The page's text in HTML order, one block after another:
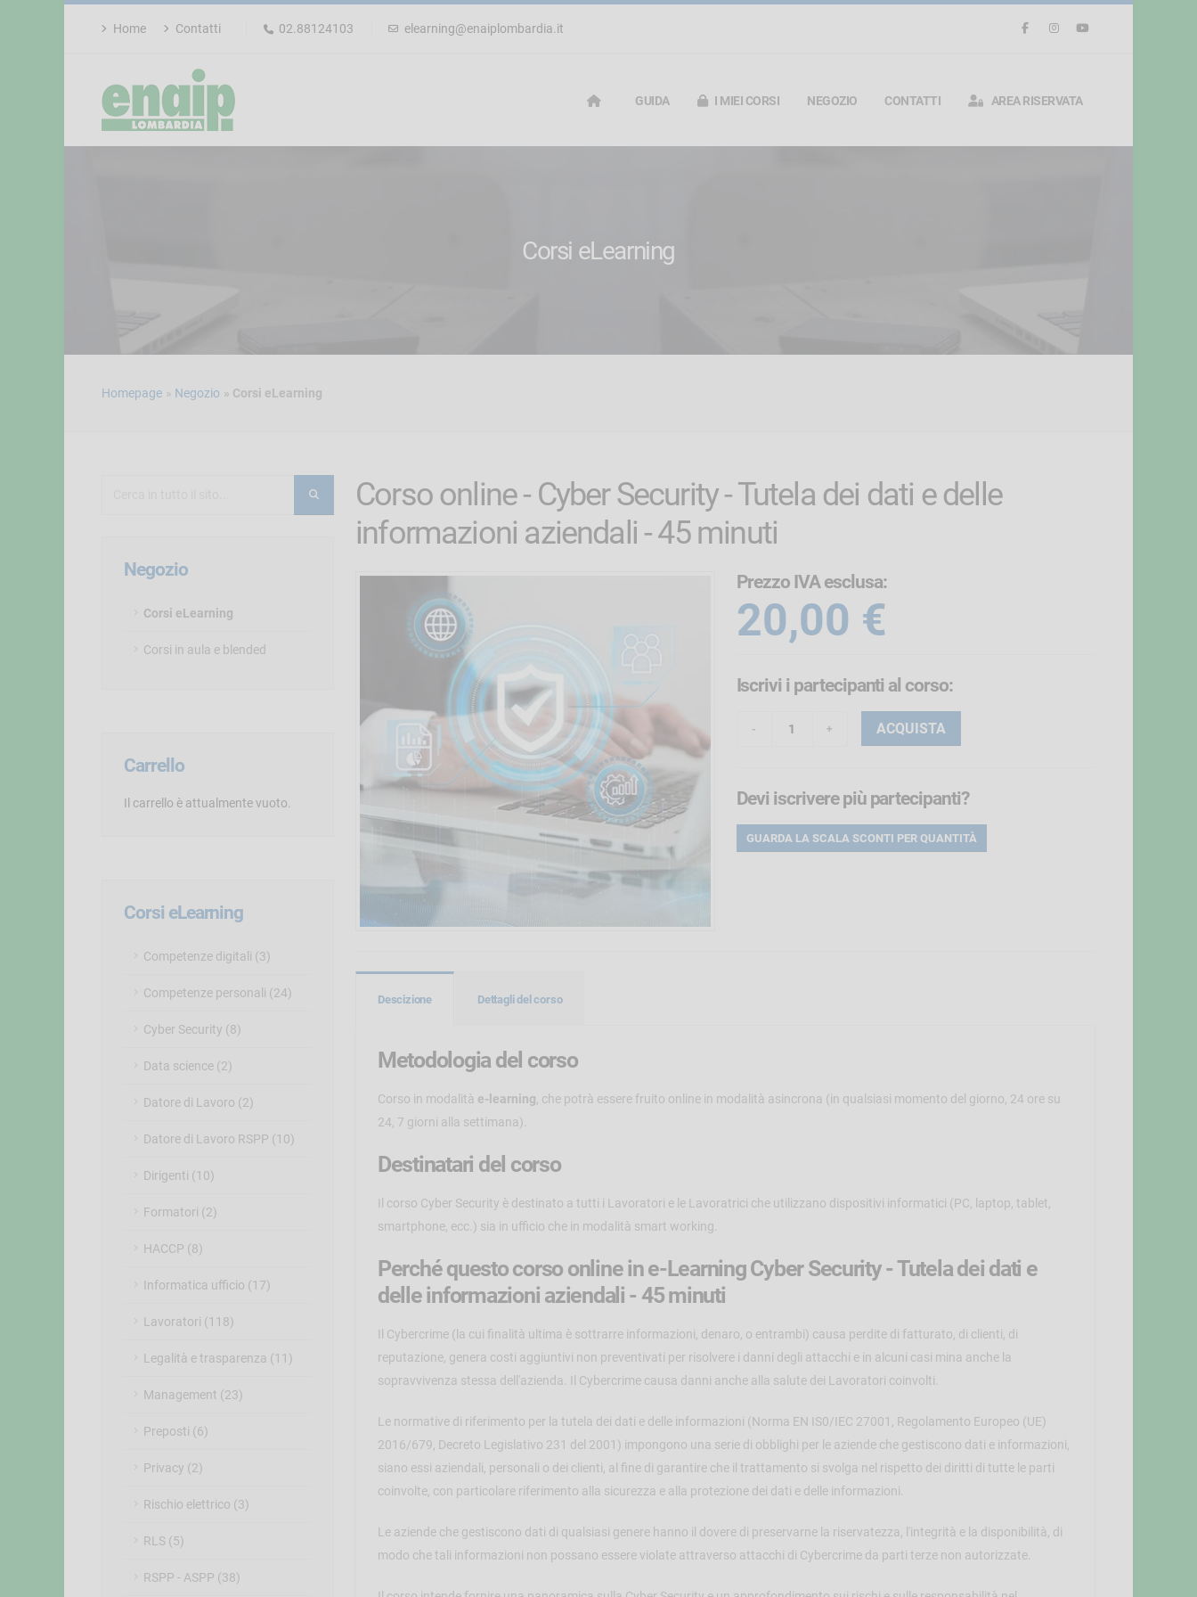
Home Contatti 02.88124103 elearning@enaiplombardia.it
GUIDA I MIEI CORSI NEGOZIO CONTATTI AREA RISERVATA
Corsi eLearning
Homepage Negozio Corsi eLearning
Corso online - Cyber Security - Tutela dei dati e delle
informazioni aziendali - 45 minuti
Prezzo IVA esclusa:
20,00 €
Iscrivi i partecipanti al corso:
ACQUISTA
Devi iscrivere più partecipanti?
GUARDA LA SCALA SCONTI PER QUANTITÀ
Descizione Dettagli del corso
Metodologia del corso
Corso in modalità e-learning , che potrà essere fruito online in modalità asincrona (in qualsiasi momento del giorno, 24 ore su
24, 7 giorni alla settimana).
Destinatari del corso
Il corso Cyber Security è destinato a tutti i Lavoratori e le Lavoratrici che utilizzano dispositivi informatici (PC, laptop, tablet,
smartphone, ecc.) sia in ufficio che in modalità smart working.
Perché questo corso online in e-Learning Cyber Security - Tutela dei dati e
delle informazioni aziendali - 45 minuti
Il Cybercrime (la cui finalità ultima è sottrarre informazioni, denaro, o entrambi) causa perdite di fatturato, di clienti, di
reputazione, genera costi aggiuntivi non preventivati per risolvere i danni degli attacchi e in alcuni casi mina anche la
sopravvivenza stessa dell'azienda. Il Cybercrime causa danni anche alla salute dei Lavoratori coinvolti.
Le normative di riferimento per la tutela dei dati e delle informazioni (Norma EN IS0/IEC 27001, Regolamento Europeo (UE)
2016/679, Decreto Legislativo 231 del 2001) impongono una serie di obblighi per le aziende che gestiscono dati e informazioni,
siano essi aziendali, personali o dei clienti, al fine di garantire che il trattamento si svolga nel rispetto dei diritti di tutte le parti
coinvolte, con particolare riferimento alla sicurezza e alla protezione dei dati e delle informazioni.
Le aziende che gestiscono dati di qualsiasi genere hanno il dovere di preservarne la riservatezza, l'integrità e la disponibilità, di
modo che tali informazioni non possano essere violate attraverso attacchi di Cybercrime da parti terze non autorizzate.
Negozio
Corsi eLearning
Corsi in aula e blended
Carrello
Il carrello è attualmente vuoto.
Corsi eLearning
Competenze digitali (3)
Competenze personali (24)
Cyber Security (8)
Data science (2)
Datore di Lavoro (2)
Datore di Lavoro RSPP (10)
Dirigenti (10)
Formatori (2)
HACCP (8)
Informatica ufficio (17)
Lavoratori (118)
Legalità e trasparenza (11)
Management (23)
Preposti (6)
Privacy (2)
Rischio elettrico (3)
RLS (5)
RSPP - ASPP (38)